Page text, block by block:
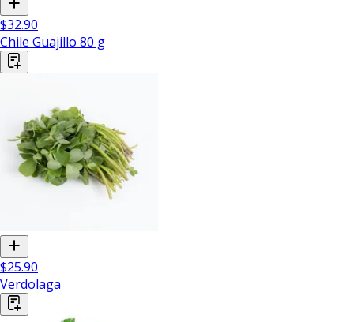
$32.90
Chile Guajillo 80 g
$25.90
Verdolaga